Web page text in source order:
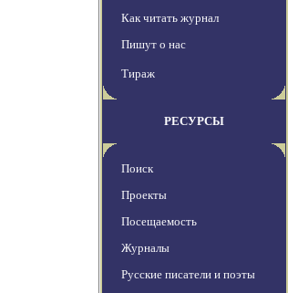
Как читать журнал
Пишут о нас
Тираж
РЕСУРСЫ
Поиск
Проекты
Посещаемость
Журналы
Русские писатели и поэты